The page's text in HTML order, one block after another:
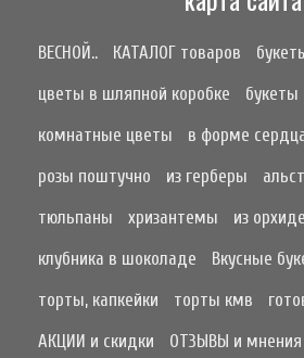
ВЕСНОЙ.. КАТАЛОГ товаров
цветы в шляпной коробке
букеты
комнатные цветы
в форме
розы поштучно
из герберы
тюльпаны
хризантемы из
клубника в шоколаде
Вкусные
торты, капкейки
торты кмв
АКЦИИ и скидки
ОТЗЫВЫ и мнения